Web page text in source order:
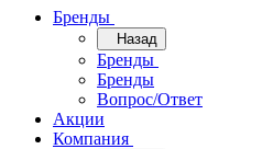
Бренды
Назад
Бренды
Бренды
Вопрос/Ответ
Акции
Компания